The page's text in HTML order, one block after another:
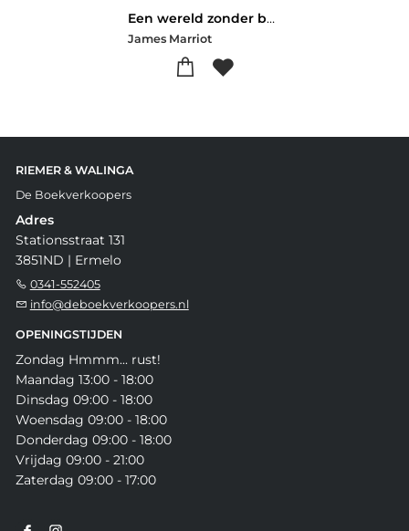
Een wereld zonder boeken
James Marriot
RIEMER & WALINGA
De Boekverkoopers
Adres
Stationsstraat 131
3851ND | Ermelo
0341-552405
info@deboekverkoopers.nl
OPENINGSTIJDEN
Zondag Hmmm... rust!
Maandag 13:00 - 18:00
Dinsdag 09:00 - 18:00
Woensdag 09:00 - 18:00
Donderdag 09:00 - 18:00
Vrijdag 09:00 - 21:00
Zaterdag 09:00 - 17:00